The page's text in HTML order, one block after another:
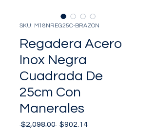
SKU: M18NREG25C-BRAZON
Regadera Acero
Inox Negra
Cuadrada De
25cm Con
Manerales
$2,098.00 Precio
$902.14Precio